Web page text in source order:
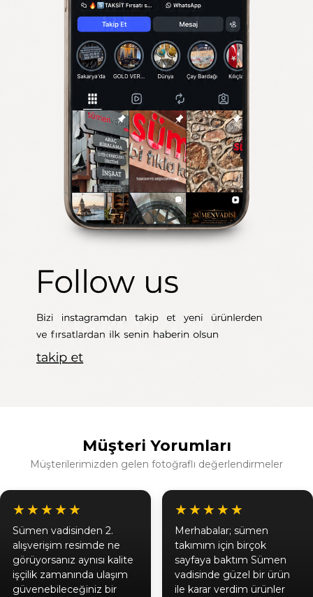
Müşteri Yorumları
Müşterilerimizden gelen fotoğraflı değerlendirmeler
★★★★★
Sümen vadisinden 2.
alışverişim resimde ne
görüyorsanız aynısı kalite
işçilik zamanında ulaşım
güvenebileceğiniz bir
★★★★★
Merhabalar; sümen
takımım için birçok
sayfaya baktım Sümen
vadisinde güzel bir ürün
ile karar verdim ürünler